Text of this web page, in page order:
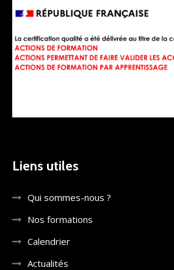
Liens utiles
Qui sommes-nous ?
Nos formations
Calendrier
Actualités